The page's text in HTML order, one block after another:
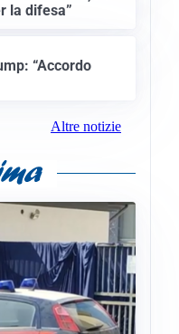
la difesa”
“Accordo
Altre notizie